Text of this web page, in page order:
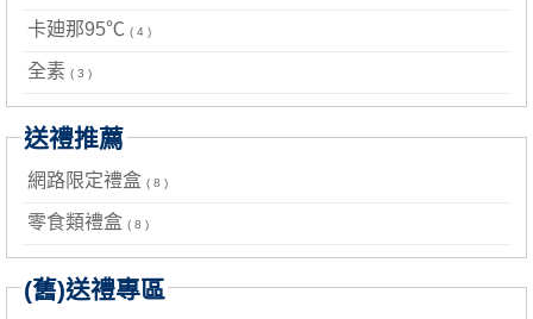
卡廸那95℃ ( 4 )
全素 ( 3 )
送禮推薦
網路限定禮盒 ( 8 )
零食類禮盒 ( 8 )
(舊)送禮專區